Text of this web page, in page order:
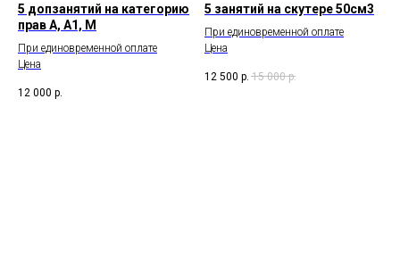
5 допзанятий на категорию
прав А, А1, М
При единовременной оплате
Цена
12 000 р.
5 занятий на скутере 50см3
При единовременной оплате
Цена
12 500 р. 15 000 р.